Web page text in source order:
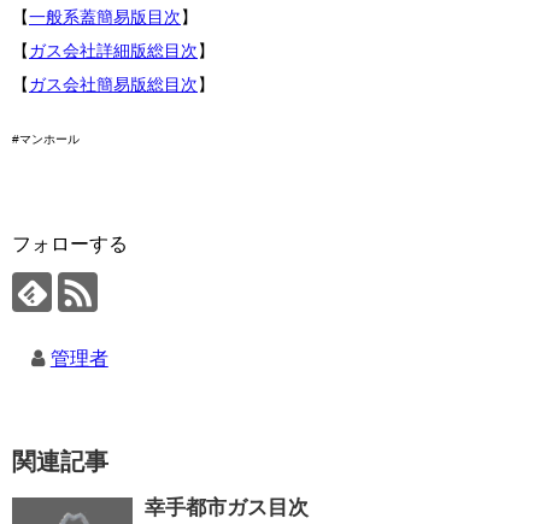
【一般系蓋簡易版目次】
【ガス会社詳細版総目次】
【ガス会社簡易版総目次】
#マンホール
フォローする
管理者
関連記事
幸手都市ガス目次